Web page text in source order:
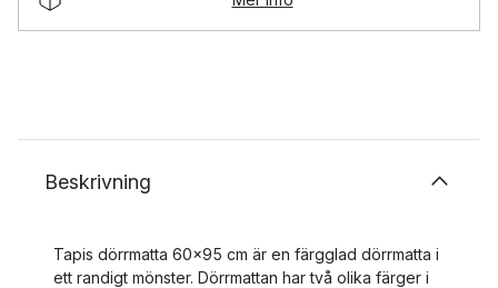
Beskrivning
Tapis dörrmatta 60x95 cm är en färgglad dörrmatta i
ett randigt mönster. Dörrmattan har två olika färger i